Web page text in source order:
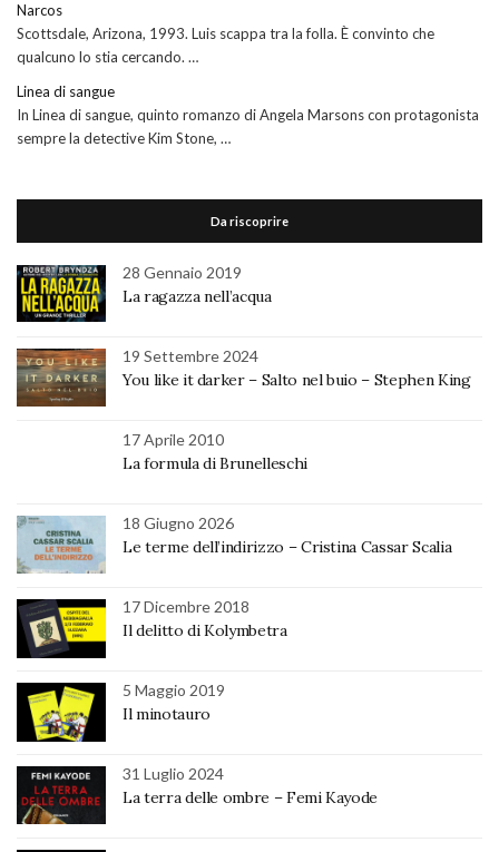
Narcos
Scottsdale, Arizona, 1993. Luis scappa tra la folla. È convinto che
qualcuno lo stia cercando. …
Linea di sangue
In Linea di sangue, quinto romanzo di Angela Marsons con protagonista
sempre la detective Kim Stone, …
Da riscoprire
28 Gennaio 2019
La ragazza nell’acqua
19 Settembre 2024
You like it darker – Salto nel buio – Stephen King
17 Aprile 2010
La formula di Brunelleschi
18 Giugno 2026
Le terme dell’indirizzo – Cristina Cassar Scalia
17 Dicembre 2018
Il delitto di Kolymbetra
5 Maggio 2019
Il minotauro
31 Luglio 2024
La terra delle ombre – Femi Kayode